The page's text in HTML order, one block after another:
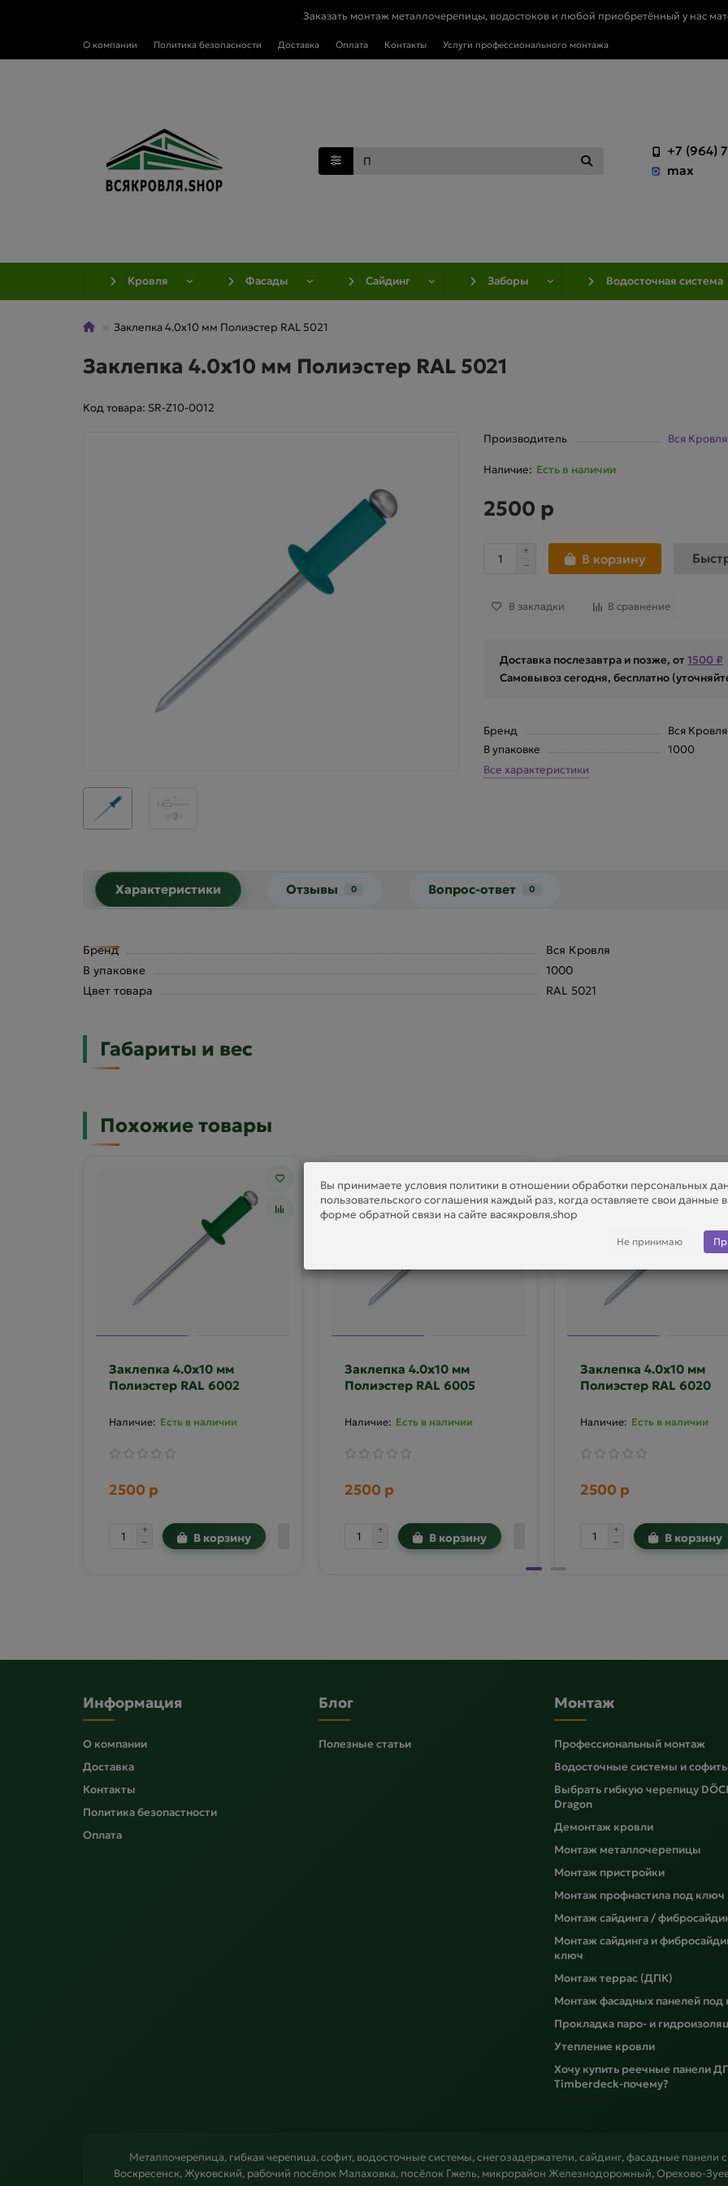
Заказать монтаж металлочерепицы, водостоков и любой приобретённый у нас
О компании Политика безопасности Доставка Оплата Контакты Услуги профессионального монтажа
+7 (964)
max
Кровля Фасады Сайдинг Заборы Водосточная система
Заклепка 4.0х10 мм Полиэстер RAL 5021
Заклепка 4.0х10 мм Полиэстер RAL 5021
Код товара: SR-Z10-0012
Производитель Вся Кровля
Есть в наличии
2500 р
В корзину
В закладки В сравнение
Доставка послезавтра и позже, от1500 ₽
Самовывоз сегодня, бесплатно
Бренд
Вся Кровля
В упаковке
1000
Все характеристики
Характеристики Отзывы 0 Вопрос-ответ 0
Бренд
Вся Кровля
В упаковке
1000
Цвет товара
RAL 5021
Габариты и вес
Похожие товары
Заклепка 4.0х10 мм
Полиэстер RAL 6002
Есть в наличии
2500 р
В корзину
Заклепка 4.0х10 мм
Полиэстер RAL 6005
Есть в наличии
2500 р
В корзину
Заклепка 4.0х10 мм
Полиэстер RAL 6020
Есть в наличии
2500 р
В корзину
Вы принимаете условия политики в отношении обработки персональных
пользовательского соглашения каждый раз, когда оставляете свои данные
форме обратной связи на сайте васякровля.shop
Не принимаю
Информация
О компании
Доставка
Контакты
Политика безопастности
Оплата
Блог
Полезные статьи
Монтаж
Профессиональный монтаж
Водосточные системы и
Выбрать гибкую черепицу
Dragon
Демонтаж кровли
Монтаж металлочерепицы
Монтаж пристройки
Монтаж профнастила под ключ
Монтаж сайдинга /
Монтаж сайдинга и
ключ
Монтаж террас (ДПК)
Монтаж фасадных панелей под
Прокладка паро- и
Утепление кровли
Хочу купить реечные панели
Timberdeck-почему?
Металлочерепица, гибкая черепица, софит, водосточные системы, снегозадержатели, сайдинг, фасадные
Воскресенск, Жуковский, рабочий посёлок Малаховка, посёлок Гжель, микрорайон Железнодорожный, Орехово-